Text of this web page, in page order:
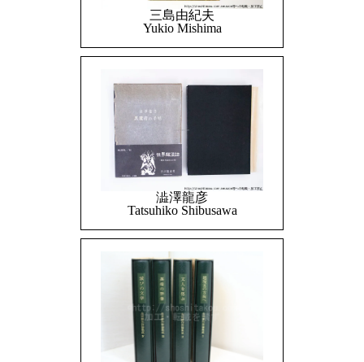
三島由紀夫
Yukio Mishima
澁澤龍彦
Tatsuhiko Shibusawa